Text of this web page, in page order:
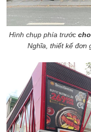
Hình chụp phía trước
Nghĩa, thiết kế đơn